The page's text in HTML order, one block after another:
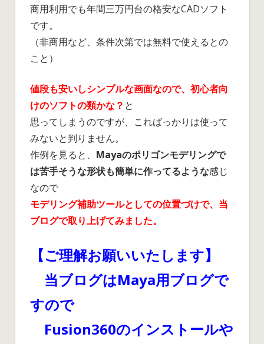
商用利用でも年間三万円台の格安なCADソフト
です。
（非商用など、条件次第では無料で使えるとの
こと）
値段も安いしシンプルな画面なので、初心者向
けのソフトの類かな？ と
思ってしまうのですが、こればっかりは使って
みないと判りません。
作例を見ると、 Mayaのポリゴンモデリングで
は苦手そうな形状も簡単に作ってるような感じ
なので
モデリング補助ツールとしての位置づけで、当
ブログで取り上げてみました。
【ご理解お願いいたします】
当ブログはMaya用ブログで
すので
Fusion360のインストールや